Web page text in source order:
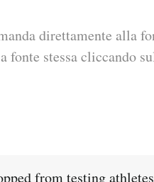
direttamente alla
stessa cliccando
from testing